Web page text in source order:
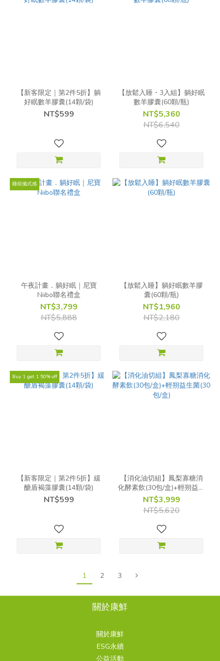
【新客限定｜第2件5折】躺
好眠數羊膠囊(14顆/袋)
NT$599
【放鬆入睡・3入組】躺好眠
數羊膠囊(60顆/瓶)
NT$5,360
NT$6,540
睡前儀式感
午夜計畫．躺好眠｜尼寶
Niibo聯名禮盒
NT$3,799
NT$5,888
【放鬆入睡】躺好眠數羊膠
囊(60顆/瓶)
NT$1,960
NT$2,180
Buy 1 get 1 50% off
【新客限定｜第2件5折】緩
醣盾褐藻膠囊(14顆/袋)
NT$599
【消化油切組】鳳梨寡糖消
化酵素飲(30包/盒)+輕朔益生
菌(30包/盒)
NT$3,999
NT$5,620
1 2 3
關於康鮮
關於康鮮
ESG永續
公益活動